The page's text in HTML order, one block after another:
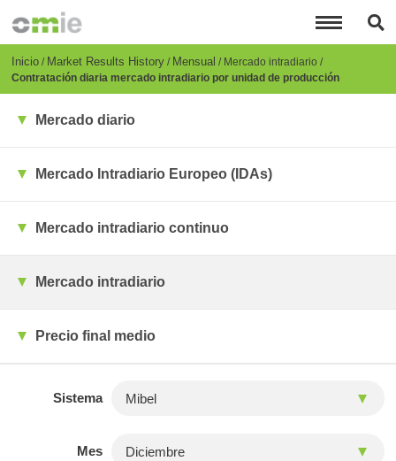
principal
Breadcrumb
Inicio Market Results History Mensual
Mercado intradiario
Contratación diaria mercado intradiario por unidad de producción
Mercado diario
Mercado Intradiario Europeo (IDAs)
Mercado intradiario continuo
Mercado intradiario
Precio final medio
Sistema
Mes